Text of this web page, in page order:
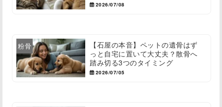
2026/07/08
粉骨
【石屋の本音】ペットの遺骨はず
っと自宅に置いて大丈夫？散骨へ
踏み切る3つのタイミング
2026/07/05